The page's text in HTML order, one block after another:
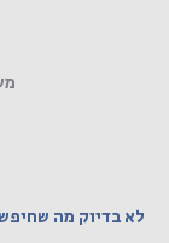
לא בדיוק מה